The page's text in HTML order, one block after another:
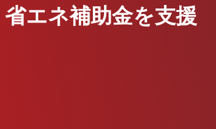
エネ補助金を支援